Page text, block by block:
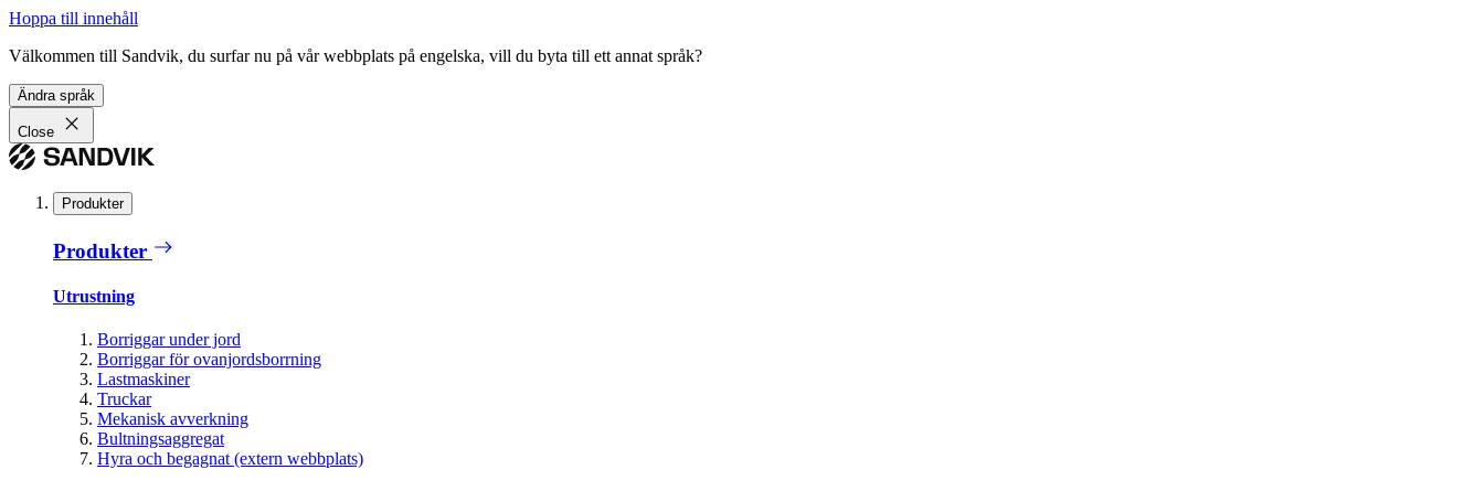
Hoppa till innehåll
Välkommen till Sandvik, du surfar nu på vår webbplats på engelska, vill du byta till ett annat språk?
Ändra språk
Close
Produkter
Produkter
Utrustning
Borriggar under jord
Borriggar för ovanjordsborrning
Lastmaskiner
Truckar
Mekanisk avverkning
Bultningsaggregat
Hyra och begagnat (extern webbplats)